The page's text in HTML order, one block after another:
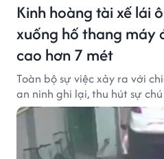
Kinh hoàng tài xế lái
xuống hố thang máy
cao hơn 7 mét
Toàn bộ sự việc xảy ra với
an ninh ghi lại, thu hút sự